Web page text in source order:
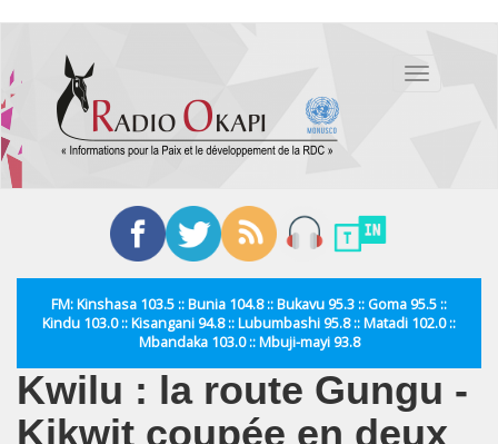
contenu
principal
Toggle
FM: Kinshasa 103.5 :: Bunia 104.8 :: Bukavu 95.3 :: Goma 95.5 ::
Kindu 103.0 :: Kisangani 94.8 :: Lubumbashi 95.8 :: Matadi 102.0 ::
Mbandaka 103.0 :: Mbuji-mayi 93.8
Kwilu : la route Gungu -
Kikwit coupée en deux